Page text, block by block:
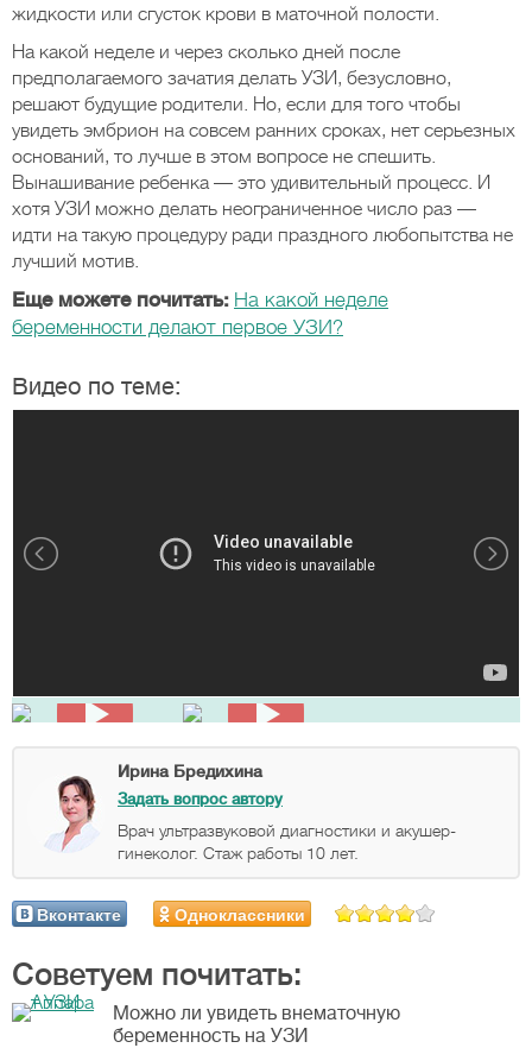
жидкости или сгусток крови в маточной полости.
На какой неделе и через сколько дней после
предполагаемого зачатия делать УЗИ, безусловно,
решают будущие родители. Но, если для того чтобы
увидеть эмбрион на совсем ранних сроках, нет серьезных
оснований, то лучше в этом вопросе не спешить.
Вынашивание ребенка — это удивительный процесс. И
хотя УЗИ можно делать неограниченное число раз —
идти на такую процедуру ради праздного любопытства не
лучший мотив.
Еще можете почитать: На какой неделе
беременности делают первое УЗИ?
Видео по теме:
Ирина Бредихина
Задать вопрос автору
Врач ультразвуковой диагностики и акушер-
гинеколог. Стаж работы 10 лет.
Вконтакте Одноклассники
Советуем почитать:
Можно ли увидеть внематочную
беременность на УЗИ